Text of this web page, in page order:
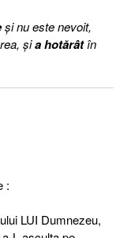
şi nu este nevoit,
şia hotărâtîn
:
LUI Dumnezeu,